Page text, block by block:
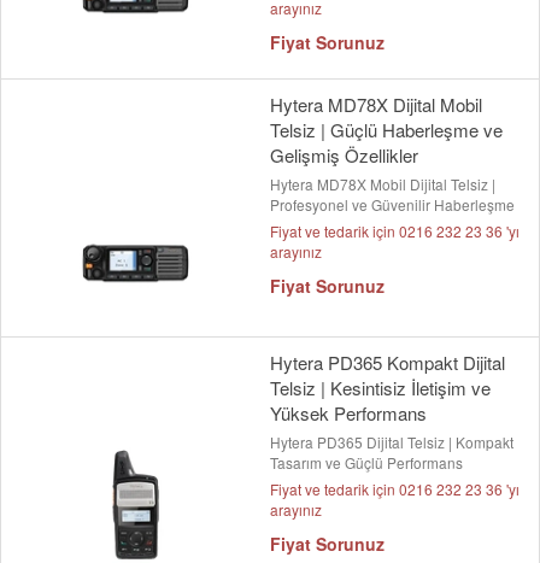
arayınız
Fiyat Sorunuz
Hytera MD78X Dijital Mobil
Telsiz | Güçlü Haberleşme ve
Gelişmiş Özellikler
Hytera MD78X Mobil Dijital Telsiz |
Profesyonel ve Güvenilir Haberleşme
Fiyat ve tedarik için 0216 232 23 36 'yı
arayınız
Fiyat Sorunuz
Hytera PD365 Kompakt Dijital
Telsiz | Kesintisiz İletişim ve
Yüksek Performans
Hytera PD365 Dijital Telsiz | Kompakt
Tasarım ve Güçlü Performans
Fiyat ve tedarik için 0216 232 23 36 'yı
arayınız
Fiyat Sorunuz